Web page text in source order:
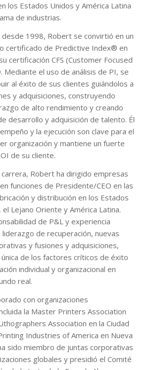
los Estados Unidos y América Latina
de industrias.
1998, Robert se convirtió en un
certificado de Predictive Index® en
certificación CFS (Customer Focused
Mediante el uso de análisis de PI, se
al éxito de sus clientes guiándolos a
y adquisiciones, construyendo
de alto rendimiento y creando
desarrollo y adquisición de talento. Él
y la ejecución son clave para el
organización y mantiene un fuerte
de su cliente.
Robert ha dirigido empresas
funciones de Presidente/CEO en las
y distribución en los Estados
el Lejano Oriente y América Latina.
de P&L y experiencia
de recuperación, nuevas
y fusiones y adquisiciones,
de los factores críticos de éxito
individual y organizacional en
real.
con organizaciones
la Master Printers Association
Association en la Ciudad
Industries of America en Nueva
sido miembro de juntas corporativas
globales y presidió el Comité